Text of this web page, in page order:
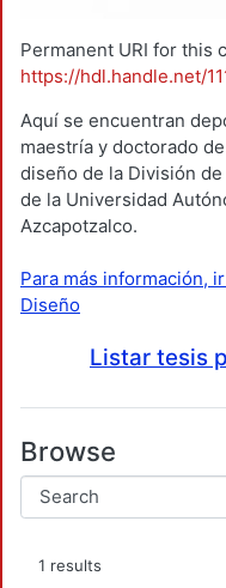
Permanent URI for this
https://hdl.handle.net/
Aquí se encuentran
maestría y doctorado
diseño de la División
de la Universidad
Azcapotzalco.
Para más información,
Diseño
Listar tesis
Browse
1 results